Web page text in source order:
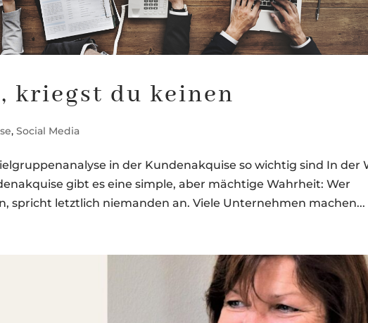
kriegst du keinen
,Social Media
in der Kundenakquise so wichtig sind In der
gibt es eine simple, aber mächtige Wahrheit: Wer
spricht letztlich niemanden an. Viele Unternehmen machen...